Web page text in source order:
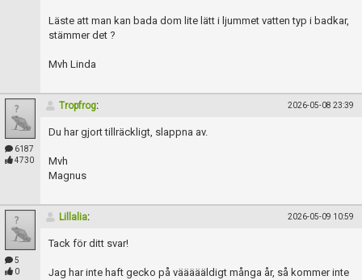
Läste att man kan bada dom lite lätt i ljummet vatten typ i badkar,
stämmer det ?
Mvh Linda
6187
4730
Tropfrog: 2026-05-08 23:39
Du har gjort tillräckligt, slappna av.
Mvh
Magnus
5
0
Lillalia: 2026-05-09 10:59
Tack för ditt svar!
Jag har inte haft gecko på väääääldigt många år, så kommer inte